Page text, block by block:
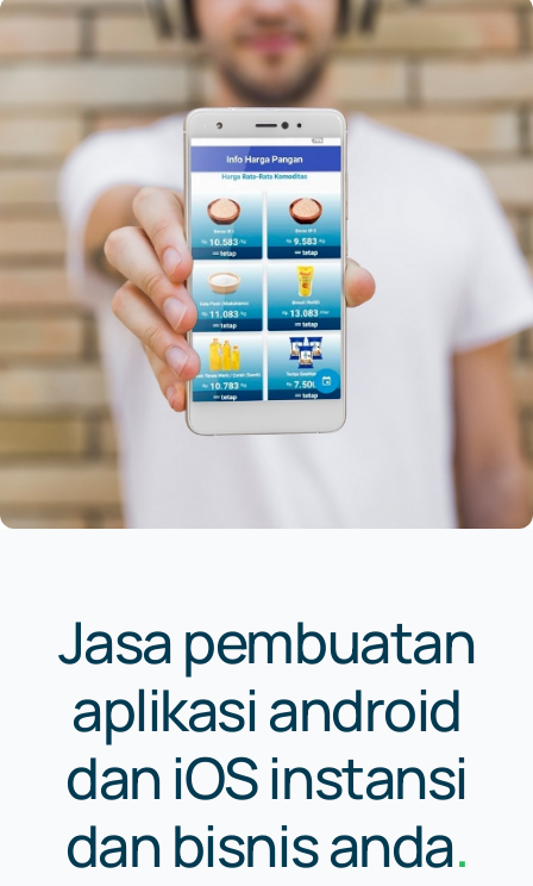
Jasa pembuatan
aplikasi android
dan iOS instansi
dan bisnis anda.